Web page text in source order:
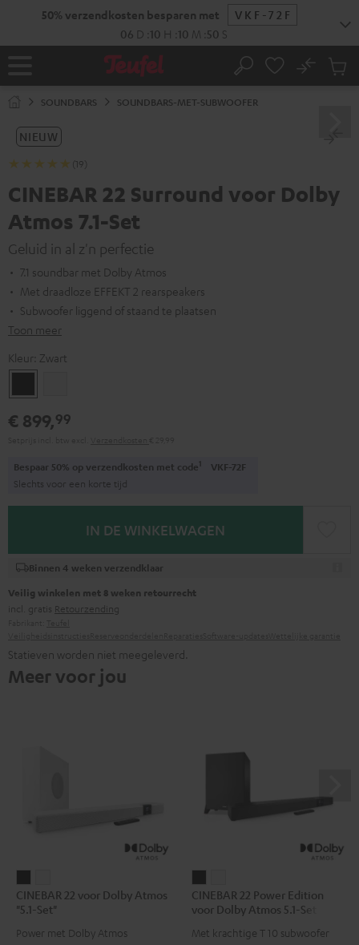
50% verzendkosten besparen met
VKF-72F
06 D 10 H 10 M 49 S
Home Zoeken
No
SOUNDBARS SOUNDBARS-MET-SUBWOOFER
NIEUW
(19)
CINEBAR 22 Surround voor Dolby
Atmos 7.1-Set
Geluid in al z'n perfectie
7.1 soundbar met Dolby Atmos
Met draadloze EFFEKT 2 rearspeakers
Subwoofer liggend of staand te plaatsen
Toon meer
Kleur: Zwart
€ 899,99
Bespaar 50% op verzendkosten met code1 VKF-72F
Slechts voor een korte tijd
IN DE WINKELWAGEN
Binnen 4 weken verzendklaar
Veilig winkelen met 8 weken retourrecht
incl. gratis Retourzending
Statieven worden niet meegeleverd.
Meer voor jou
22
voor
Dolby
22
voor
Dolby
CINEBAR 22 voor Dolby Atmos
"5.1-Set"
Power met Dolby Atmos
22
Power
Edition
22
Power
Edition
CINEBAR 22 Power Edition
voor Dolby Atmos 5.1-Set
Met krachtige T 10 subwoofer